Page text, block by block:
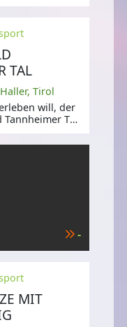
TAL
Tirol
will, der
Tal
-
MIT